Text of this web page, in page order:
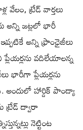
ట్రేడ్ వార్తలు
అన్ని జట్లలో భారీ
అన్ని ఫ్రాంఛైజీలు
వదిలేయాలన్న
భారీగా ప్లేయర్లను
అందులో హార్దిక్ పాండ్యా
ట్రేడ్ ద్వారా
నెట్టింట